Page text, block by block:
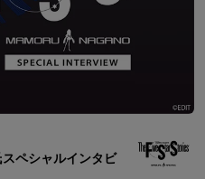
スペシャルインタビ